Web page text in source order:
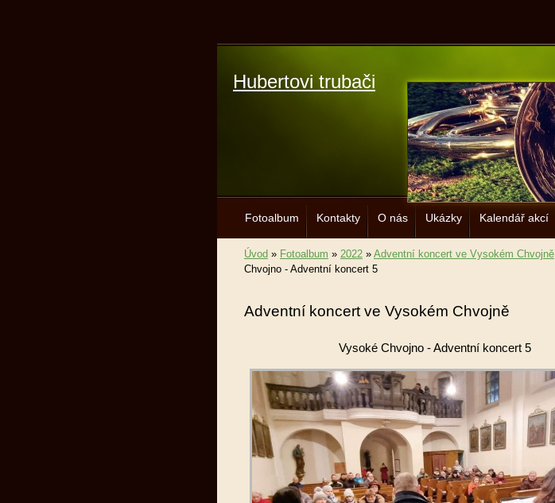
Hubertovi trubači
Fotoalbum Kontakty O nás Ukázky Kalendář akcí
Úvod » Fotoalbum » 2022 » Adventní koncert ve Vysokém Chvojně
Chvojno - Adventní koncert 5
Adventní koncert ve Vysokém Chvojně
Vysoké Chvojno - Adventní koncert 5